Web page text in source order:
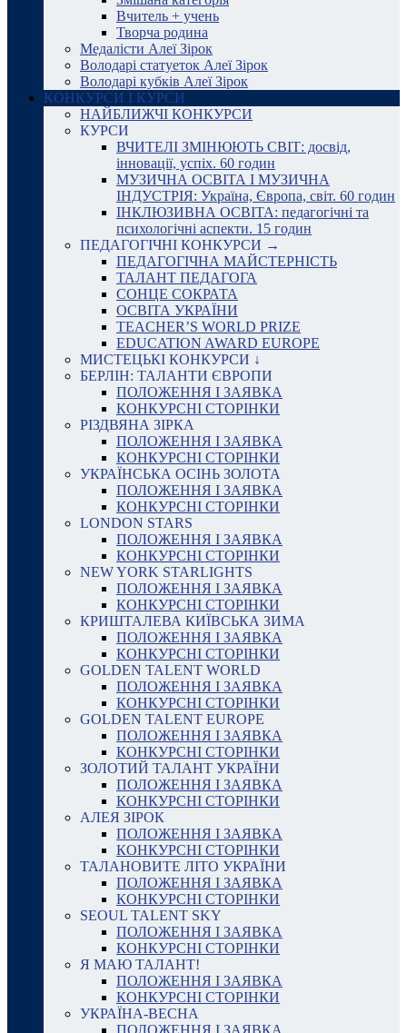
Вчитель + учень
Творча родина
Медалісти Алеї Зірок
Володарі статуеток Алеї Зірок
Володарі кубків Алеї Зірок
КОНКУРСИ І КУРСИ
НАЙБЛИЖЧІ КОНКУРСИ
КУРСИ
ВЧИТЕЛІ ЗМІНЮЮТЬ СВІТ: досвід,
інновації, успіх. 60 годин
МУЗИЧНА ОСВІТА І МУЗИЧНА
ІНДУСТРІЯ: Україна, Європа, світ. 60 годин
ІНКЛЮЗИВНА ОСВІТА: педагогічні та
психологічні аспекти. 15 годин
ПЕДАГОГІЧНІ КОНКУРСИ →
ПЕДАГОГІЧНА МАЙСТЕРНІСТЬ
ТАЛАНТ ПЕДАГОГА
СОНЦЕ СОКРАТА
ОСВІТА УКРАЇНИ
TEACHER’S WORLD PRIZE
EDUCATION AWARD EUROPE
МИСТЕЦЬКІ КОНКУРСИ ↓
БЕРЛІН: ТАЛАНТИ ЄВРОПИ
ПОЛОЖЕННЯ І ЗАЯВКА
КОНКУРСНІ СТОРІНКИ
РІЗДВЯНА ЗІРКА
ПОЛОЖЕННЯ І ЗАЯВКА
КОНКУРСНІ СТОРІНКИ
УКРАЇНСЬКА ОСІНЬ ЗОЛОТА
ПОЛОЖЕННЯ І ЗАЯВКА
КОНКУРСНІ СТОРІНКИ
LONDON STARS
ПОЛОЖЕННЯ І ЗАЯВКА
КОНКУРСНІ СТОРІНКИ
NEW YORK STARLIGHTS
ПОЛОЖЕННЯ І ЗАЯВКА
КОНКУРСНІ СТОРІНКИ
КРИШТАЛЕВА КИЇВСЬКА ЗИМА
ПОЛОЖЕННЯ І ЗАЯВКА
КОНКУРСНІ СТОРІНКИ
GOLDEN TALENT WORLD
ПОЛОЖЕННЯ І ЗАЯВКА
КОНКУРСНІ СТОРІНКИ
GOLDEN TALENT EUROPE
ПОЛОЖЕННЯ І ЗАЯВКА
КОНКУРСНІ СТОРІНКИ
ЗОЛОТИЙ ТАЛАНТ УКРАЇНИ
ПОЛОЖЕННЯ І ЗАЯВКА
КОНКУРСНІ СТОРІНКИ
АЛЕЯ ЗІРОК
ПОЛОЖЕННЯ І ЗАЯВКА
КОНКУРСНІ СТОРІНКИ
ТАЛАНОВИТЕ ЛІТО УКРАЇНИ
ПОЛОЖЕННЯ І ЗАЯВКА
КОНКУРСНІ СТОРІНКИ
SEOUL TALENT SKY
ПОЛОЖЕННЯ І ЗАЯВКА
КОНКУРСНІ СТОРІНКИ
Я МАЮ ТАЛАНТ!
ПОЛОЖЕННЯ І ЗАЯВКА
КОНКУРСНІ СТОРІНКИ
УКРАЇНА-ВЕСНА
ПОЛОЖЕННЯ І ЗАЯВКА